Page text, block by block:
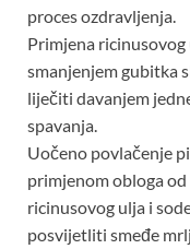
proces ozdravljenja.
Primjena
smanjenjem gubitka
liječiti davanjem
spavanja.
Uočeno povlačenje
primjenom obloga
ricinusovog ulja i
posvijetliti smeđe